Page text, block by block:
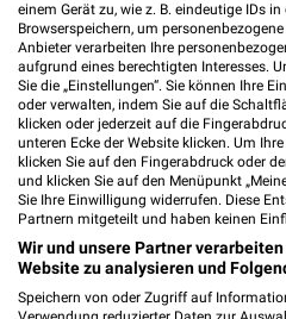
19,7 km
Wohnenpreishits
Gültig bis Fr. 14.08.
XXXLutz
einem Gerät zu, wie z. B. eindeutige IDs
Browserspeichern, um
Anbieter verarbeiten Ihre
aufgrund eines berechtigten Interesses.
Sie die „Einstellungen“. Sie können Ihre
oder verwalten, indem Sie auf die
klicken oder jederzeit auf die
unteren Ecke der Website klicken. Um
klicken Sie auf den Fingerabdruck oder
und klicken Sie auf den Menüpunkt
Sie Ihre Einwilligung widerrufen. Diese
Partnern mitgeteilt und haben keinen
Wir und unsere Partner
Website zu analysieren und
Speichern von oder Zugriff auf